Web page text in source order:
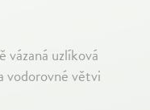
uzlíková
vodorovné větvi